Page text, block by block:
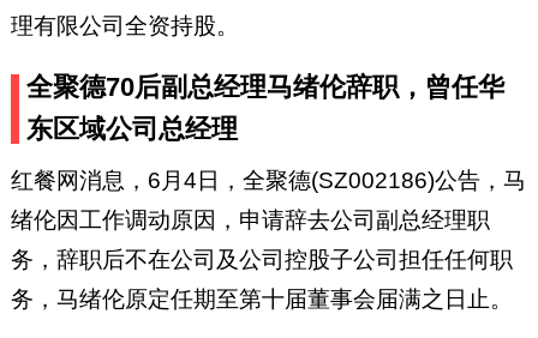
理有限公司全资持股。
全聚德70后副总经理马绪伦辞职，曾任华
东区域公司总经理
红餐网消息，6月4日，全聚德(SZ002186)公告，马
绪伦因工作调动原因，申请辞去公司副总经理职
务，辞职后不在公司及公司控股子公司担任任何职
务，马绪伦原定任期至第十届董事会届满之日止。